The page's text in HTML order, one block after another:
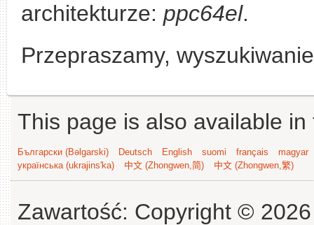
architekturze: ppc64el.
Przepraszamy,
This page is also available
Български (Bəlgarski) Deutsch English suomi français
magyar
українська (ukrajins'ka)
中文 (Zhongwen,简) 中文 (Zhongwen,繁)
Zawartość: Copyright ©